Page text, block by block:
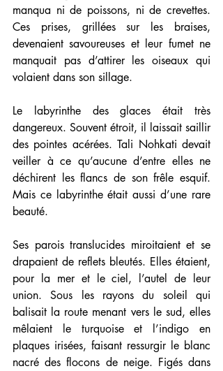
manqua ni de poissons, ni de crevettes.
Ces prises, grillées sur les braises,
devenaient savoureuses et leur fumet ne
manquait pas d’attirer les oiseaux qui
volaient dans son sillage.
Le labyrinthe des glaces était très
dangereux. Souvent étroit, il laissait saillir
des pointes acérées. Tali Nohkati devait
veiller à ce qu’aucune d’entre elles ne
déchirent les flancs de son frêle esquif.
Mais ce labyrinthe était aussi d’une rare
beauté.
Ses parois translucides miroitaient et se
drapaient de reflets bleutés. Elles étaient,
pour la mer et le ciel, l’autel de leur
union. Sous les rayons du soleil qui
balisait la route menant vers le sud, elles
mêlaient le turquoise et l’indigo en
plaques irisées, faisant ressurgir le blanc
nacré des flocons de neige. Figés dans